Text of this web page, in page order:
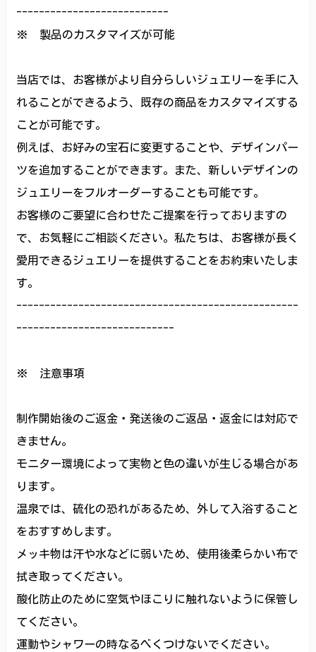
---------------------------
※ 製品のカスタマイズが可能
当店では、お客様がより自分らしいジュエリーを手に入
れることができるよう、既存の商品をカスタマイズする
ことが可能です。
例えば、お好みの宝石に変更することや、デザインパー
ツを追加することができます。また、新しいデザインの
ジュエリーをフルオーダーすることも可能です。
お客様のご要望に合わせたご提案を行っておりますの
で、お気軽にご相談ください。私たちは、お客様が長く
愛用できるジュエリーを提供することをお約束いたしま
す。
--------------------------------------------------
----------------------------
※ 注意事項
制作開始後のご返金・発送後のご返品・返金には対応で
きません。
モニター環境によって実物と色の違いが生じる場合があ
ります。
温泉では、硫化の恐れがあるため、外して入浴すること
をおすすめします。
メッキ物は汗や水などに弱いため、使用後柔らかい布で
拭き取ってください。
酸化防止のために空気やほこりに触れないように保管し
てください。
運動やシャワーの時なるべくつけないでください。